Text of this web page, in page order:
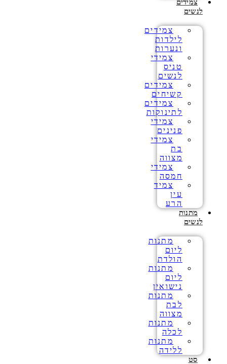
צמידים
לנשים
צמידים
לילדות
ונערות
צמידי
טניס
לנשים
צמידים
קשיחים
צמידים
לתינוקות
צמידי
פנינים
צמידי
בת
מצווה
צמידי
חמסה
צמיד
עין
הרע
מתנות
לנשים
מתנות
ליום
הולדת
מתנות
ליום
נישואין
מתנות
לבת
מצווה
מתנות
לכלה
מתנות
ללידה
סט